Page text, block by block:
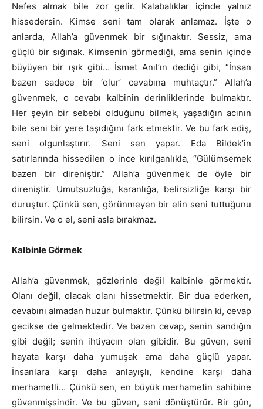
Nefes almak bile zor gelir. Kalabalıklar içinde yalnız
hissedersin. Kimse seni tam olarak anlamaz. İşte o
anlarda, Allah’a güvenmek bir sığınaktır. Sessiz, ama
güçlü bir sığınak. Kimsenin görmediği, ama senin içinde
büyüyen bir ışık gibi… İsmet Anıl’ın dediği gibi, “İnsan
bazen sadece bir ‘olur’ cevabına muhtaçtır.” Allah’a
güvenmek, o cevabı kalbinin derinliklerinde bulmaktır.
Her şeyin bir sebebi olduğunu bilmek, yaşadığın acının
bile seni bir yere taşıdığını fark etmektir. Ve bu fark ediş,
seni olgunlaştırır. Seni sen yapar. Eda Bildek’in
satırlarında hissedilen o ince kırılganlıkla, “Gülümsemek
bazen bir direniştir.” Allah’a güvenmek de öyle bir
direniştir. Umutsuzluğa, karanlığa, belirsizliğe karşı bir
duruştur. Çünkü sen, görünmeyen bir elin seni tuttuğunu
bilirsin. Ve o el, seni asla bırakmaz.
Kalbinle Görmek
Allah’a güvenmek, gözlerinle değil kalbinle görmektir.
Olanı değil, olacak olanı hissetmektir. Bir dua ederken,
cevabını almadan huzur bulmaktır. Çünkü bilirsin ki, cevap
gecikse de gelmektedir. Ve bazen cevap, senin sandığın
gibi değil; senin ihtiyacın olan gibidir. Bu güven, seni
hayata karşı daha yumuşak ama daha güçlü yapar.
İnsanlara karşı daha anlayışlı, kendine karşı daha
merhametli… Çünkü sen, en büyük merhametin sahibine
güvenmişsindir. Ve bu güven, seni dönüştürür. Bir gün,